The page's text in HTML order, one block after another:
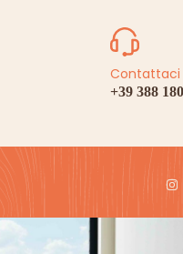
Contattaci
+39 388